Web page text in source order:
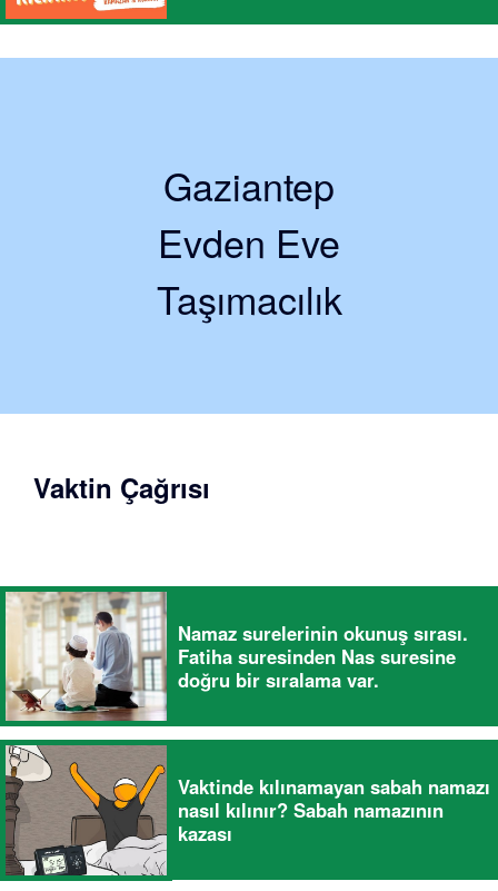
Gaziantep
Evden Eve
Taşımacılık
Vaktin Çağrısı
Namaz surelerinin okunuş sırası.
Fatiha suresinden Nas suresine
doğru bir sıralama var.
Vaktinde kılınamayan sabah namazı
nasıl kılınır? Sabah namazının
kazası